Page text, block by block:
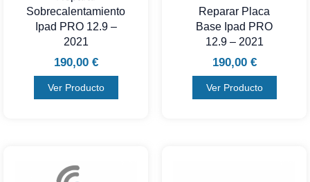
Sobrecalentamiento
Ipad PRO 12.9 –
2021
190,00 €
Ver Producto
Reparar Placa
Base Ipad PRO
12.9 – 2021
190,00 €
Ver Producto